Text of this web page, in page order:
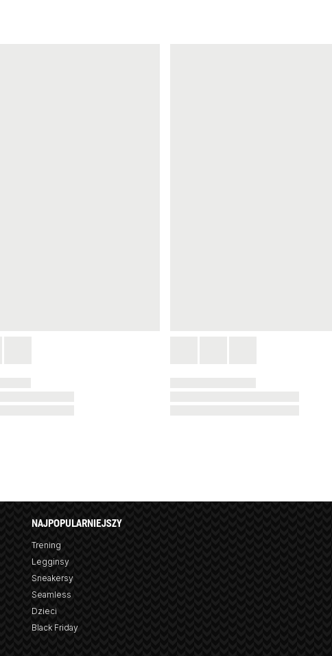
NAJPOPULARNIEJSZY
Trening
Legginsy
Sneakersy
Seamless
Dzieci
Black Friday